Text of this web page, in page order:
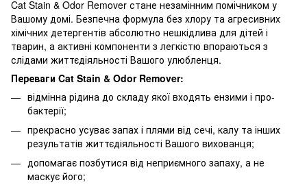
Cat Stain & Odor Remover стане незамінним помічником у
Вашому домі. Безпечна формула без хлору та агресивних
хімічних детергентів абсолютно нешкідлива для дітей і
тварин, а активні компоненти з легкістю впораються з
слідами життєдіяльності Вашого улюбленця.
Переваги Cat Stain & Odor Remover:
відмінна рідина до складу якої входять ензими і про-
бактерії;
прекрасно усуває запах і плями від сечі, калу та інших
результатів життєдіяльності Вашого вихованця;
допомагає позбутися від неприємного запаху, а не
маскує його;